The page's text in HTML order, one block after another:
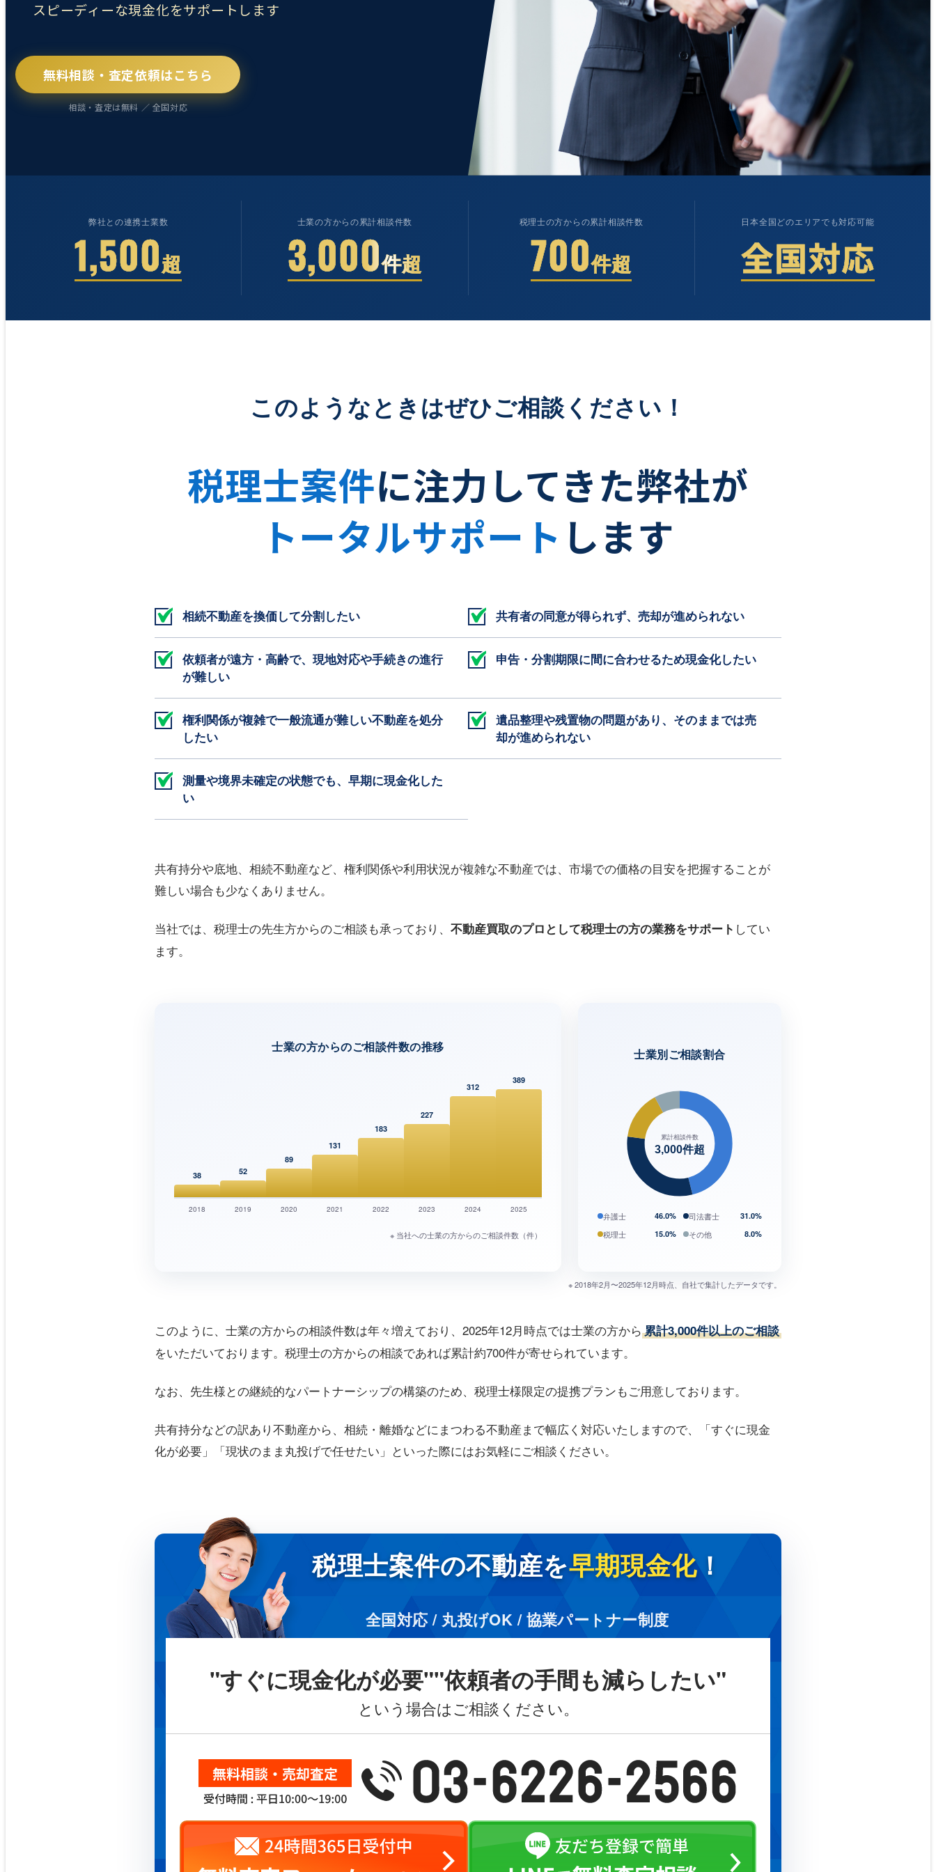
スピーディーな現金化をサポートします
無料相談・査定依頼はこちら
相談・査定は無料 ／ 全国対応
弊社との連携士業数
1,500超
士業の方からの累計相談件数
3,000件超
税理士の方からの累計相談件数
700件超
日本全国どのエリアでも対応可能
全国対応
このようなときはぜひご相談ください！
税理士案件に注力してきた弊社が
トータルサポート します
相続不動産を換価して分割したい 共有者の同意が得られず、売却が進められない
依頼者が遠方・高齢で、現地対応や手続きの進行
が難しい
申告・分割期限に間に合わせるため現金化したい
権利関係が複雑で一般流通が難しい不動産を処分
したい
遺品整理や残置物の問題があり、そのままでは売
却が進められない
測量や境界未確定の状態でも、早期に現金化した
い
共有持分や底地、相続不動産など、権利関係や利用状況が複雑な不動産では、市場での価格の目安を把握することが
難しい場合も少なくありません。
当社では、税理士の先生方からのご相談も承っており、 不動産買取のプロとして税理士の方の業務をサポート してい
ます。
士業の方からのご相談件数の推移
38 52
89
131
183
227
312
389
2018 2019 2020 2021 2022 2023 2024 2025
※ 当社への士業の方からのご相談件数（件）
士業別ご相談割合
累計相談件数
3,000件超
弁護士 46.0% 司法書士 31.0%
税理士 15.0% その他 8.0%
※ 2018年2月〜2025年12月時点、自社で集計したデータです。
このように、士業の方からの相談件数は年々増えており、2025年12月時点では士業の方から 累計3,000件以上のご相談
をいただいております。税理士の方からの相談であれば累計約700件が寄せられています。
なお、先生様との継続的なパートナーシップの構築のため、税理士様限定の提携プランもご用意しております。
共有持分などの訳あり不動産から、相続・離婚などにまつわる不動産まで幅広く対応いたしますので、「すぐに現金
化が必要」「現状のまま丸投げで任せたい」といった際にはお気軽にご相談ください。
税理士案件の不動産を早期現金化！
全国対応 / 丸投げOK / 協業パートナー制度
"すぐに現金化が必要""依頼者の手間も減らしたい"
という場合はご相談ください。